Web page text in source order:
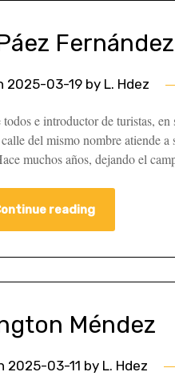
Fernández
2025-03-19by L. Hdez
e introductor de turistas,
del mismo nombre atiende a
muchos años, dejando el
reading
Méndez
2025-03-11 by L. Hdez